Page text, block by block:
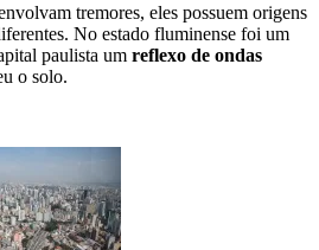
tremores, eles possuem origens
No estado fluminense foi um
paulista um reflexo de ondas
o solo.